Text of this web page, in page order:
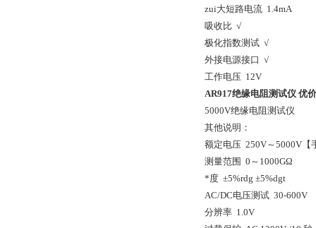
zui大短路电流 1.4mA
吸收比 √
极化指数测试 √
外接电源接口 √
工作电压 12V
AR917绝缘电阻测试仪 优价
5000V绝缘电阻测试仪
其他说明：
额定电压 250V～5000V【
测量范围 0～1000GΩ
*度 ±5%rdg ±5%dgt
AC/DC电压测试 30-600V
分辨率 1.0V